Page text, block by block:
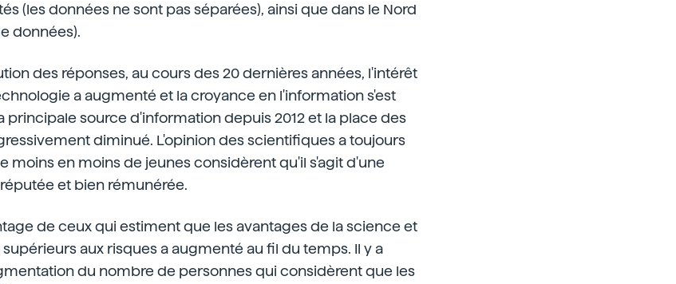
(les données ne sont pas séparées), ainsi que dans le Nord
données).
des réponses, au cours des 20 dernières années, l'intérêt
a augmenté et la croyance en l'information s'est
principale source d'information depuis 2012 et la place des
diminué. L'opinion des scientifiques a toujours
moins en moins de jeunes considèrent qu'il s'agit d'une
et bien rémunérée.
de ceux qui estiment que les avantages de la science et
aux risques a augmenté au fil du temps. Il y a
du nombre de personnes qui considèrent que les